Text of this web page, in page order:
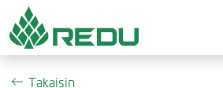
Siirry sivusisältöön
Takaisin